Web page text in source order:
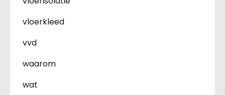
vloerkleed
vvd
waarom
wat